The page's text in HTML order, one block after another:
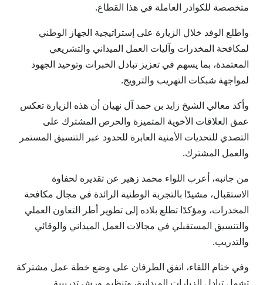
متخصصة للكوادر العاملة في هذا القطاع.
واطلع الوفد خلال الزيارة على إستراتيجية الجهاز الوطني
لمكافحة المخدرات وآليات العمل الميداني والتشريعي
المعتمدة، بما يسهم في تعزيز تبادل الخبرات وتوحيد الجهود
لمواجهة شبكات التهريب والترويج.
وأكد معالي الشيخ زايد بن حمد آل نهيان أن هذه الزيارة تعكس
عمق العلاقات الأخوية المتميزة والحرص المشترك على
التصدي للتحديات الأمنية العابرة للحدود عبر التنسيق المستمر
والعمل المشترك.
من جانبه، أعرب اللواء محمد زهير عن تقديره لحفاوة
الاستقبال، مشيدًا بالتجربة الوطنية الرائدة في مجال مكافحة
المخدرات، ومؤكدًا تطلع بلاده إلى تطوير أطر التعاون العملي
والتنسيق المستقبلي في مجالات العمل الميداني والوقائي
والتدريب.
وفي ختام اللقاء، اتفق الطرفان على وضع خطة عمل مشتركة